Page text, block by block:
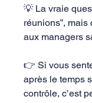
💡 La vraie
réunions”,
aux managers
👉 Si vous
après le temps
contrôle, c’est